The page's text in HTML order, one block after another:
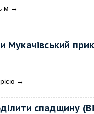
м →
Мукачівський
→
спадщину